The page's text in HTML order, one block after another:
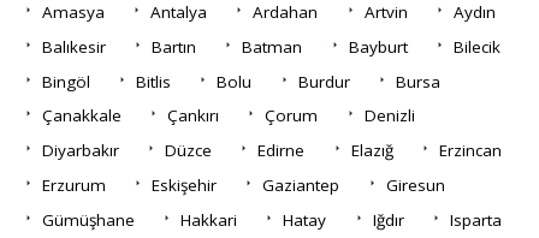
Amasya
Antalya Ardahan Artvin
Aydın
Balıkesir
Bartın Batman Bayburt
Bilecik
Bingöl
Bitlis Bolu Burdur
Bursa
Çanakkale
Çankırı Çorum
Denizli
Diyarbakır
Düzce Edirne Elazığ
Erzincan
Erzurum
Eskişehir Gaziantep
Giresun
Gümüşhane
Hakkari Hatay Iğdır
Isparta